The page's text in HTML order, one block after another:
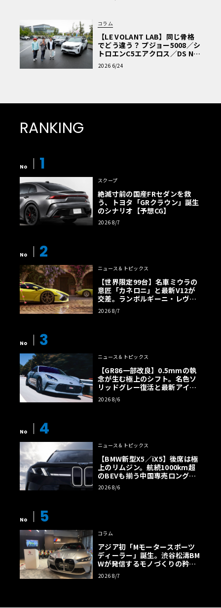
コラム
【LE VOLANT LAB】同じ骨格
でどう違う？ プジョー5008／シ
トロエンC5エアクロス／DS Nº4
読者一気乗りレポート
2026 6/24
RANKING
No 1
スクープ
絶滅寸前の国産FRセダンを救
う、トヨタ「GRクラウン」誕生
のシナリオ【予想CG】
2026 8/7
No 2
ニュース＆トピックス
【世界限定99台】名車ミウラの
意匠「カネロニ」と最新V12が
交差。ランボルギーニ・レヴエ
ルトに60周年記念車が登場
2026 8/7
No 3
ニュース＆トピックス
【GR86一部改良】0.5mmの執
念が生む極上のシフト。名色ソ
リッドグレー復活と最新アイサ
イトでFRの極みへ
2026 8/6
No 4
ニュース＆トピックス
【BMW新型X5／iX5】後席は極
上のリムジン。航続1000km超
のBEVも揃う中国専売ロング仕
様の全貌
2026 8/6
No 5
コラム
アジア初「Mモータースポーツ
ディーラー」誕生。渋谷松濤BM
Wが発信するモノづくりの矜持
【木下隆之コラム】
2026 8/7